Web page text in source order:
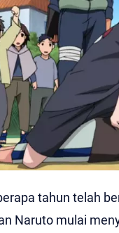
tahun telah
Naruto mulai